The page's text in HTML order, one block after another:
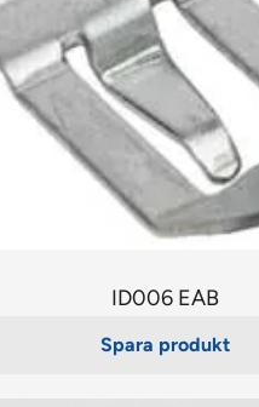
ID006 EAB
Spara produkt